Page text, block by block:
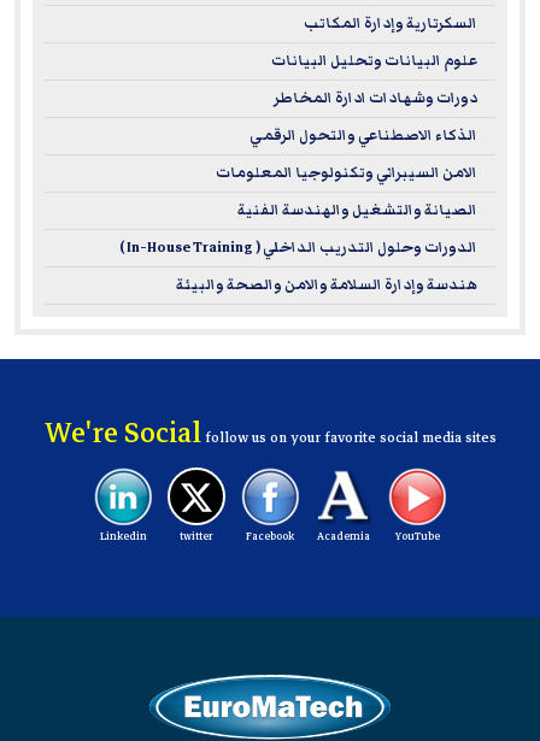
السكرتارية وإدارة المكاتب
علوم البيانات وتحليل البيانات
دورات وشهادات ادارة المخاطر
الذكاء الاصطناعي والتحول الرقمي
الامن السيبراني وتكنولوجيا المعلومات
الصيانة والتشغيل والهندسة الفنية
الدورات وحلول التدريب الداخلي ( In-House Training )
هندسة وإدارة السلامة والامن والصحة والبيئة
We're Socialfollow us on your favorite social media sites
YouTube
Academia
Facebook
twitter
Linkedin